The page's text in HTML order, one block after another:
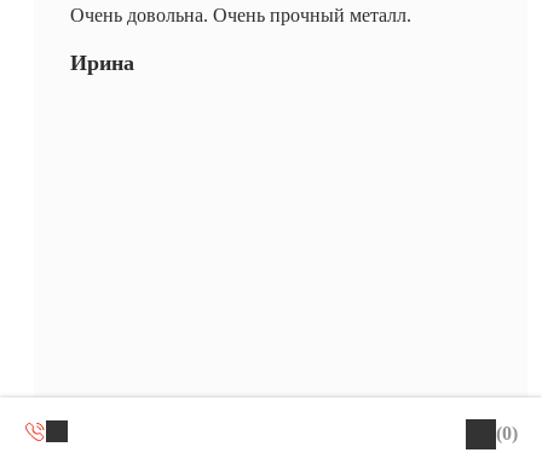
(0)
Очень довольна. Очень прочный металл.
Ирина